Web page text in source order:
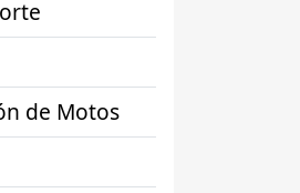
de Motos